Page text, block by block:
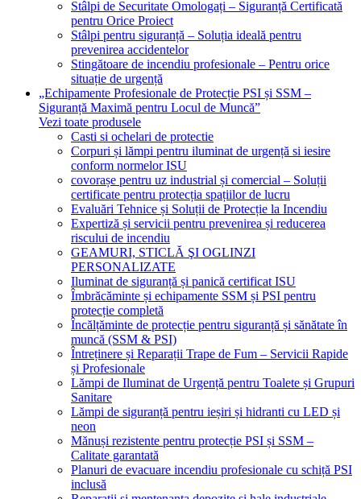
Stâlpi de Securitate Omologați – Siguranță Certificată
pentru Orice Proiect
Stâlpi pentru siguranță – Soluția ideală pentru
prevenirea accidentelor
Stingătoare de incendiu profesionale – Pentru orice
situație de urgență
„Echipamente Profesionale de Protecție PSI și SSM –
Siguranță Maximă pentru Locul de Muncă”
Vezi toate produsele
Casti si ochelari de protectie
Corpuri și lămpi pentru iluminat de urgență si iesire
conform normelor ISU
covorașe pentru uz industrial și comercial – Soluții
certificate pentru protecția spațiilor de lucru
Evaluări Tehnice și Soluții de Protecție la Incendiu
Expertiză și servicii pentru prevenirea și reducerea
riscului de incendiu
GEAMURI, STICLĂ ŞI OGLINZI
PERSONALIZATE
Iluminat de siguranță și panică certificat ISU
Îmbrăcăminte și echipamente SSM și PSI pentru
protecție completă
Încălțăminte de protecție pentru siguranță și sănătate în
muncă (SSM & PSI)
Întreținere și Reparații Trape de Fum – Servicii Rapide
și Profesionale
Lămpi de Iluminat de Urgență pentru Toalete și Grupuri
Sanitare
Lămpi de siguranță pentru ieșiri și hidranti cu LED și
neon
Mănuși rezistente pentru protecție PSI și SSM –
Calitate garantată
Planuri de evacuare incendiu profesionale cu schiță PSI
inclusă